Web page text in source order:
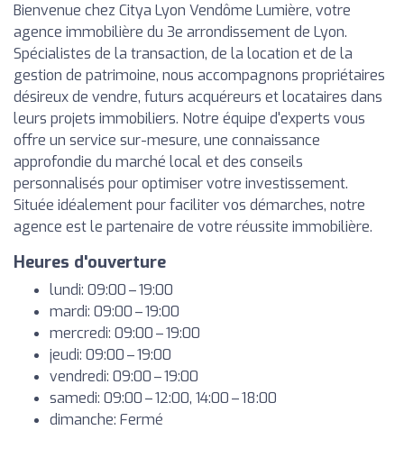
Bienvenue chez Citya Lyon Vendôme Lumière, votre
agence immobilière du 3e arrondissement de Lyon.
Spécialistes de la transaction, de la location et de la
gestion de patrimoine, nous accompagnons propriétaires
désireux de vendre, futurs acquéreurs et locataires dans
leurs projets immobiliers. Notre équipe d'experts vous
offre un service sur-mesure, une connaissance
approfondie du marché local et des conseils
personnalisés pour optimiser votre investissement.
Située idéalement pour faciliter vos démarches, notre
agence est le partenaire de votre réussite immobilière.
Heures d'ouverture
lundi: 09:00 – 19:00
mardi: 09:00 – 19:00
mercredi: 09:00 – 19:00
jeudi: 09:00 – 19:00
vendredi: 09:00 – 19:00
samedi: 09:00 – 12:00, 14:00 – 18:00
dimanche: Fermé